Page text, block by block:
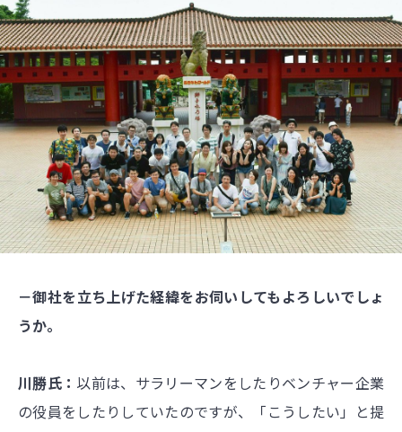
－御社を立ち上げた経緯をお伺いしてもよろしいでしょ
うか。
川勝氏： 以前は、サラリーマンをしたりベンチャー企業
の役員をしたりしていたのですが、「こうしたい」と提